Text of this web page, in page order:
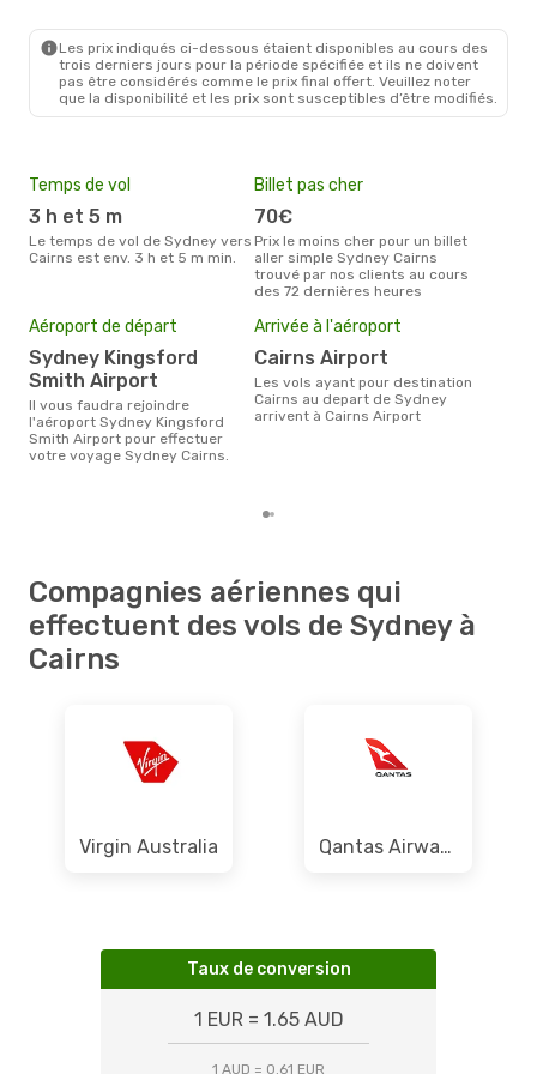
Les prix indiqués ci-dessous étaient disponibles au cours des
trois derniers jours pour la période spécifiée et ils ne doivent
pas être considérés comme le prix final offert. Veuillez noter
que la disponibilité et les prix sont susceptibles d’être modifiés.
Temps de vol
3 h et 5 m
Le temps de vol de Sydney vers
Cairns est env. 3 h et 5 m min.
Billet pas cher
70€
Prix le moins cher pour un billet
aller simple Sydney Cairns
trouvé par nos clients au cours
des 72 dernières heures
Aéroport de départ
Sydney Kingsford
Smith Airport
Il vous faudra rejoindre
l'aéroport Sydney Kingsford
Smith Airport pour effectuer
votre voyage Sydney Cairns.
Arrivée à l'aéroport
Cairns Airport
Les vols ayant pour destination
Cairns au depart de Sydney
arrivent à Cairns Airport
Compagnies aériennes qui
effectuent des vols de Sydney à
Cairns
Virgin Australia Qantas Airways
Taux de conversion
1 EUR = 1.65 AUD
1 AUD = 0.61 EUR